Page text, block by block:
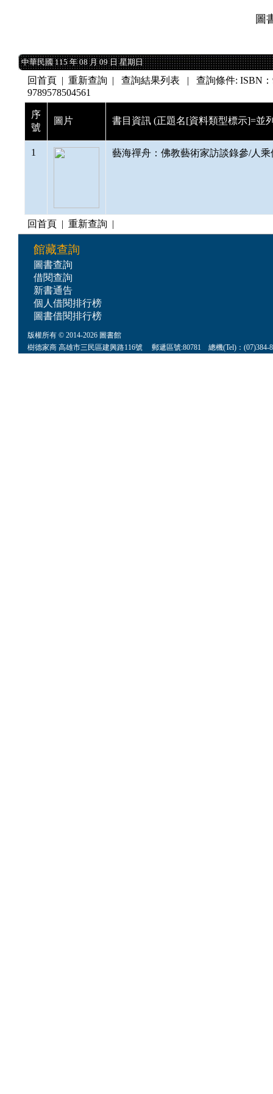
圖
中華民國 115 年 08 月 09 日 星期日
中華民國 115 年 08 月 09 日 星期日
回首頁 | 重新查詢 | 查詢結果列表 | 查詢條件: ISBN：
9789578504561
序
號
圖片 書目資訊 (正題名[資料類型標示]=並
1 藝海禪舟：佛教藝術家訪談錄參/人
回首頁 | 重新查詢 |
館藏查詢
圖書查詢
借閱查詢
新書通告
個人借閱排行榜
圖書借閱排行榜
版權所有 © 2014-2026 圖書館
樹德家商 高雄市三民區建興路116號 郵遞區號:80781 總機(Tel)：(07)384-